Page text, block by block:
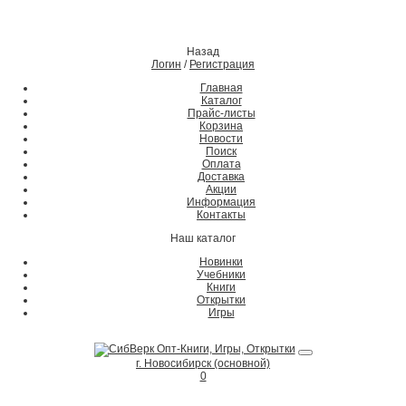
Назад
Логин / Регистрация
Главная
Каталог
Прайс-листы
Корзина
Новости
Поиск
Оплата
Доставка
Акции
Информация
Контакты
Наш каталог
Новинки
Учебники
Книги
Открытки
Игры
г. Новосибирск (основной)
0